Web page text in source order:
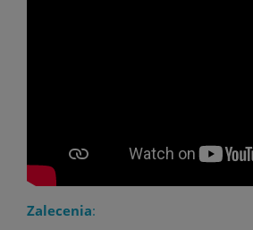
Zalecenia: